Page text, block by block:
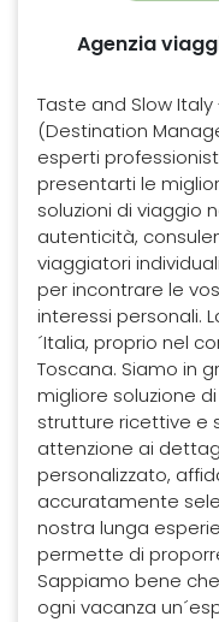
Agenzia
Taste and Slow
(Destination
esperti
presentarti le
soluzioni di viaggio
autenticità,
viaggiatori
per incontrare le
interessi personali.
´Italia, proprio nel
Toscana. Siamo in
migliore soluzione
strutture ricettive e
attenzione ai
personalizzato,
accuratamente
nostra lunga
permette di
Sappiamo bene
ogni vacanza